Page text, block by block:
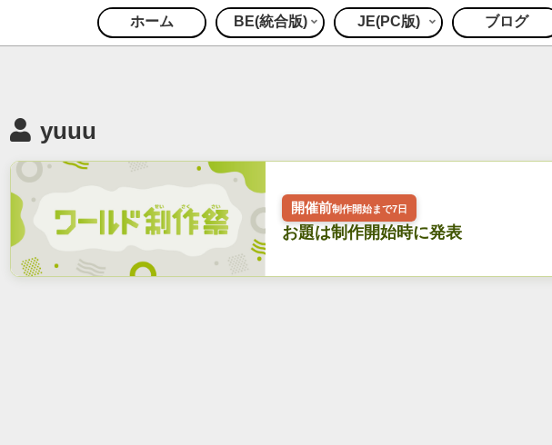
ホーム BE(統合版) JE(PC版) ブログ
yuuu
開催前制作開始まで7日
お題は制作開始時に発表